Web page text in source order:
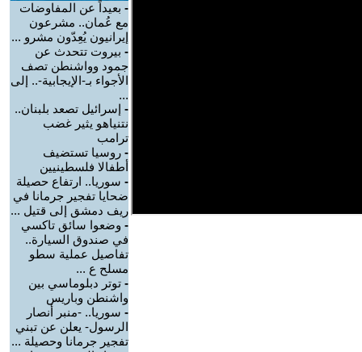
- بعيداً عن المفاوضات
مع عُمان.. مشرعون
إيرانيون يُعِدّون مشرو ...
- بيروت تتحدث عن
جمود وواشنطن تصف
الأجواء بـ-الإيجابية-.. إلى
...
- إسرائيل تصعد بلبنان..
نتنياهو يثير غضب
ترامب
- روسيا تستضيف
أطفالا فلسطينيين
- سوريا.. ارتفاع حصيلة
ضحايا تفجير جرمانا في
ريف دمشق إلى قتيل ...
- وضعوا سائق تاكسي
في صندوق السيارة..
تفاصيل عملية سطو
مسلح ع ...
- توتر دبلوماسي بين
واشنطن وباريس
- سوريا.. -منبر أنصار
الرسول- يعلن عن تبني
تفجير جرمانا وحصيلة ...